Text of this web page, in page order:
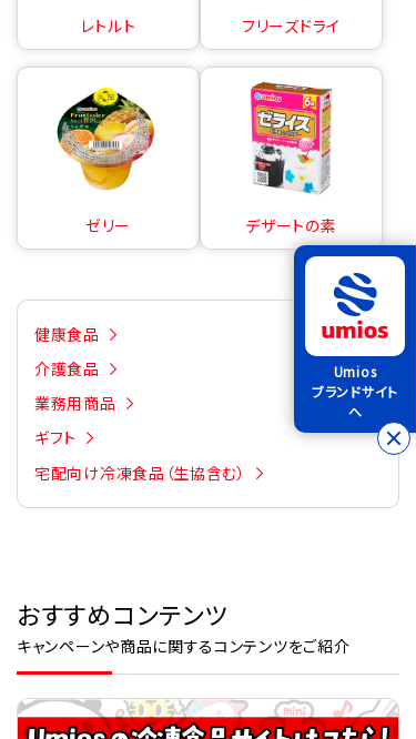
レトルト フリーズドライ
ゼリー デザートの素
健康食品
介護食品
業務用商品
ギフト
宅配向け冷凍食品（生協含む）
おすすめコンテンツ
キャンペーンや商品に関するコンテンツをご紹介
Umios
ブランドサイト
へ